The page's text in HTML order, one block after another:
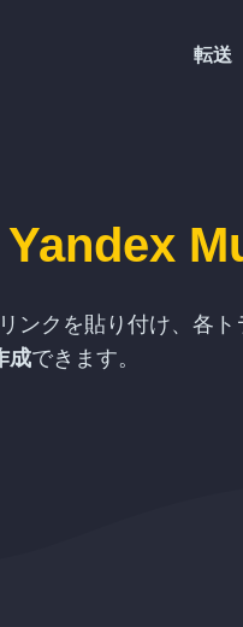
転送
Yandex
ンクを貼り付け、各ト
成できます。